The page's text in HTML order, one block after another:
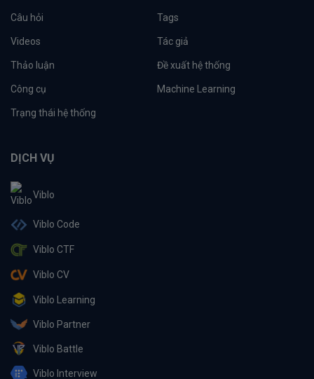
Câu hỏi Tags
Videos Tác giả
Thảo luận Đề xuất hệ thống
Công cụ Machine Learning
Trạng thái hệ thống
DỊCH VỤ
Viblo
Viblo Code
Viblo CTF
Viblo CV
Viblo Learning
Viblo Partner
Viblo Battle
Viblo Interview